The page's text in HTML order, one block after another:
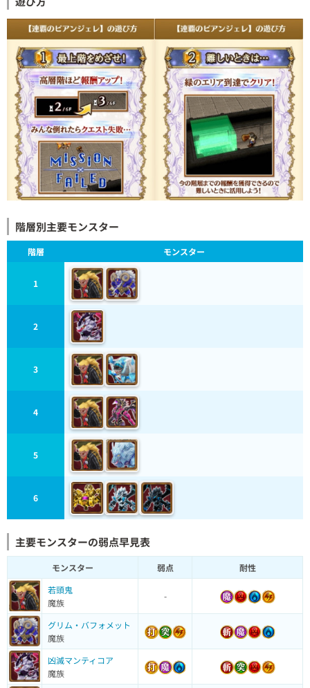
階層別主要モンスター
階層 モンスター
1
2
3
4
5
6
主要モンスターの弱点早見表
モンスター 弱点
耐性
若頭鬼
魔族
-
グリム・バフォメット
魔族
凶滅マンティコア
魔族